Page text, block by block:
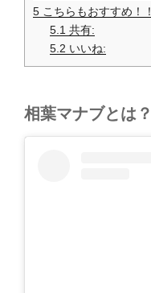
5 こちらもおすすめ！！
5.1 共有:
5.2 いいね:
相葉マナブとは？